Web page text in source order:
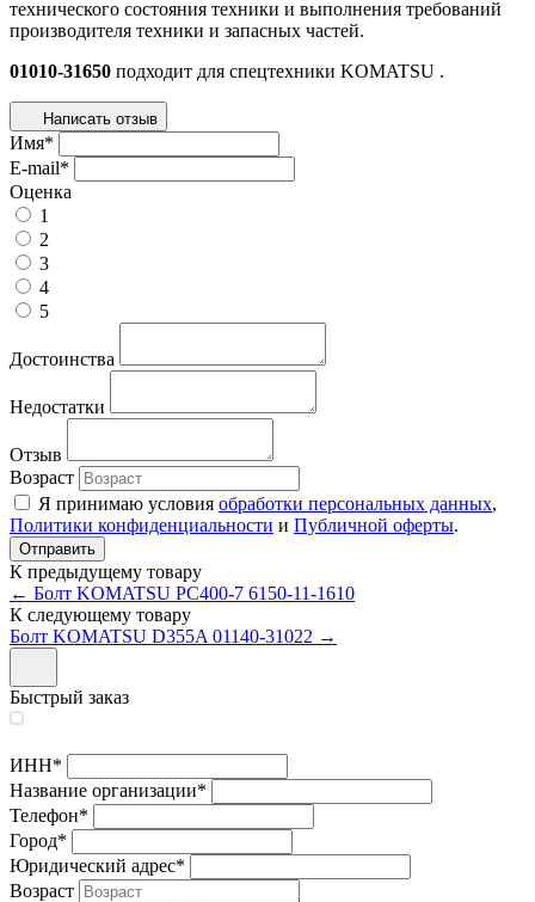
технического состояния техники и выполнения требований
производителя техники и запасных частей.
01010-31650 подходит для спецтехники KOMATSU .
Написать отзыв
Имя*
E-mail*
Оценка
1
2
3
4
5
Достоинства
Недостатки
Отзыв
Возраст
Я принимаю условия обработки персональных данных,
Политики конфиденциальности и Публичной оферты.
К предыдущему товару
← Болт KOMATSU PC400-7 6150-11-1610
К следующему товару
Болт KOMATSU D355A 01140-31022 →
Быстрый заказ
ИНН*
Название организации*
Телефон*
Город*
Юридический адрес*
Возраст